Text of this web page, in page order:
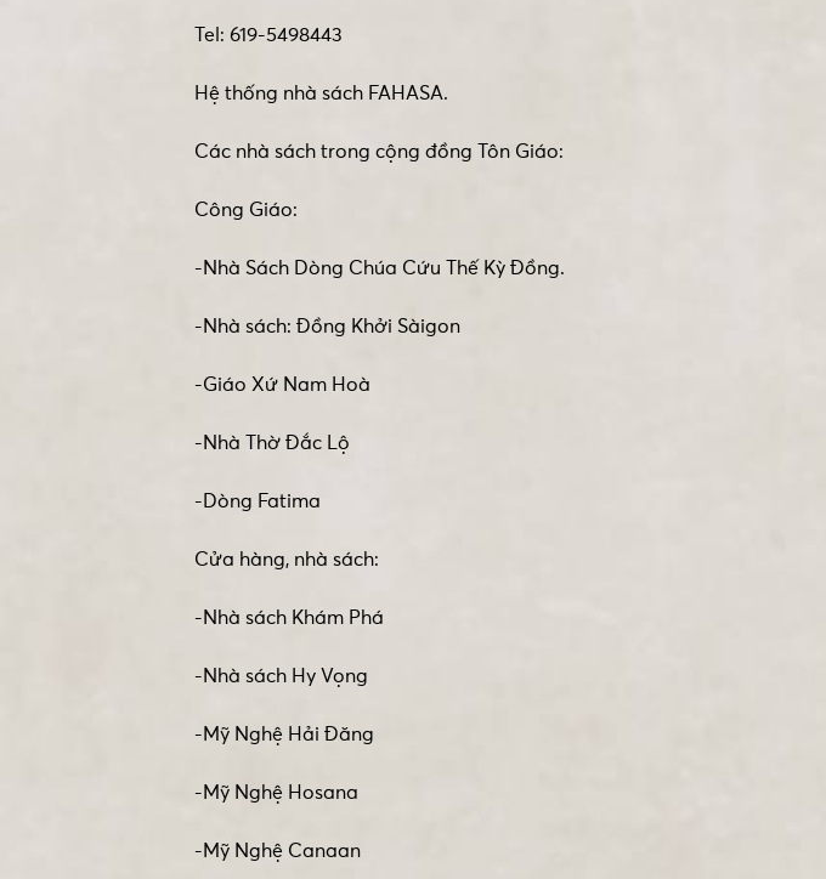
Tel: 619-5498443
Hệ thống nhà sách FAHASA.
Các nhà sách trong cộng đồng Tôn Giáo:
Công Giáo:
-Nhà Sách Dòng Chúa Cứu Thế Kỳ Đồng.
-Nhà sách: Đồng Khởi Sàigon
-Giáo Xứ Nam Hoà
-Nhà Thờ Đắc Lộ
-Dòng Fatima
Cửa hàng, nhà sách:
-Nhà sách Khám Phá
-Nhà sách Hy Vọng
-Mỹ Nghệ Hải Đăng
-Mỹ Nghệ Hosana
-Mỹ Nghệ Canaan